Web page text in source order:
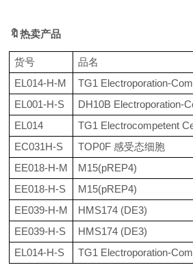
🔖热卖产品
货号 品名
EL014-H-M
TG1 Electroporation-
EL001-H-S
DH10B Electroporation-
EL014
TG1 Electrocompetent
EC031H-S
TOP0F 感受态细胞
EE018-H-M
M15(pREP4)
EE018-H-S
M15(pREP4)
EE039-H-M
HMS174 (DE3)
EE039-H-S
HMS174 (DE3)
EL014-H-S
TG1 Electroporation-